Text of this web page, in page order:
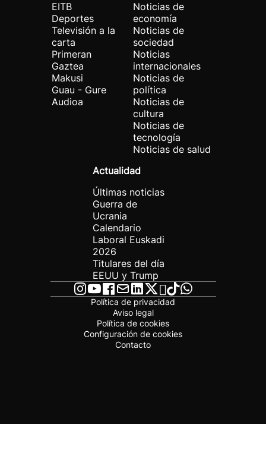
EITB
Deportes
Televisión a la
carta
Primeran
Gaztea
Makusi
Guau - Gure
Audioa
Noticias de
economía
Noticias de
sociedad
Noticias
internacionales
Noticias de
política
Noticias de
cultura
Noticias de
tecnología
Noticias de salud
Actualidad
Últimas noticias
Guerra de
Ucrania
Calendario
Laboral Euskadi
2026
Titulares del día
EEUU y Trump
Política de privacidad
Aviso legal
Política de cookies
Configuración de cookies
Contacto